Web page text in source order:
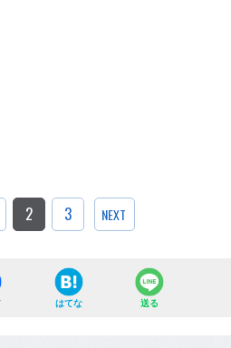
2 3 NEXT
はてな 送る